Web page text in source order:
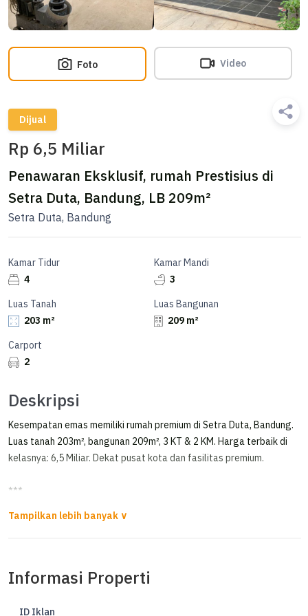
Foto Video
Dijual
Rp 6,5 Miliar
Penawaran Eksklusif, rumah Prestisius di
Setra Duta, Bandung, LB 209m²
Setra Duta, Bandung
Kamar Tidur
4
Kamar Mandi
3
Luas Tanah
203 m²
Luas Bangunan
209 m²
Carport
2
Deskripsi
Kesempatan emas memiliki rumah premium di Setra Duta, Bandung.
Luas tanah 203m², bangunan 209m², 3 KT & 2 KM. Harga terbaik di
kelasnya: 6,5 Miliar. Dekat pusat kota dan fasilitas premium.
***
Sertifikat: hak milik
Informasi Properti
ID Iklan